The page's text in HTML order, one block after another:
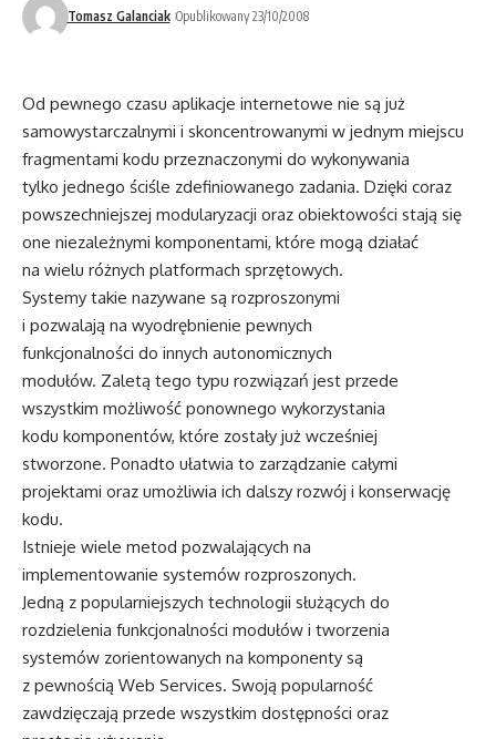
Tomasz Galanciak Opublikowany 23/10/2008
Od pewnego czasu aplikacje internetowe nie są już
samowystarczalnymi i skoncentrowanymi w jednym miejscu
fragmentami kodu przeznaczonymi do wykonywania
tylko jednego ściśle zdefiniowanego zadania. Dzięki coraz
powszechniejszej modularyzacji oraz obiektowości stają się
one niezależnymi komponentami, które mogą działać
na wielu różnych platformach sprzętowych.
Systemy takie nazywane są rozproszonymi
i pozwalają na wyodrębnienie pewnych
funkcjonalności do innych autonomicznych
modułów. Zaletą tego typu rozwiązań jest przede
wszystkim możliwość ponownego wykorzystania
kodu komponentów, które zostały już wcześniej
stworzone. Ponadto ułatwia to zarządzanie całymi
projektami oraz umożliwia ich dalszy rozwój i konserwację
kodu.
Istnieje wiele metod pozwalających na
implementowanie systemów rozproszonych.
Jedną z popularniejszych technologii służących do
rozdzielenia funkcjonalności modułów i tworzenia
systemów zorientowanych na komponenty są
z pewnością Web Services. Swoją popularność
zawdzięczają przede wszystkim dostępności oraz